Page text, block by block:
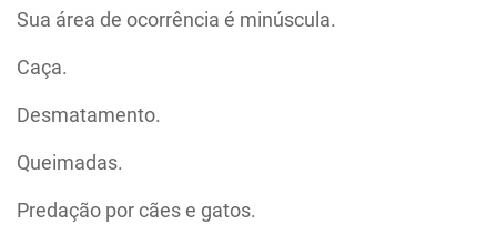
Sua área de ocorrência é minúscula.
Caça.
Desmatamento.
Queimadas.
Predação por cães e gatos.